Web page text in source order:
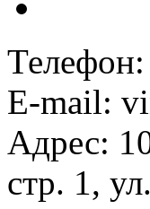
E-mail:
Адрес:
стр. 1,